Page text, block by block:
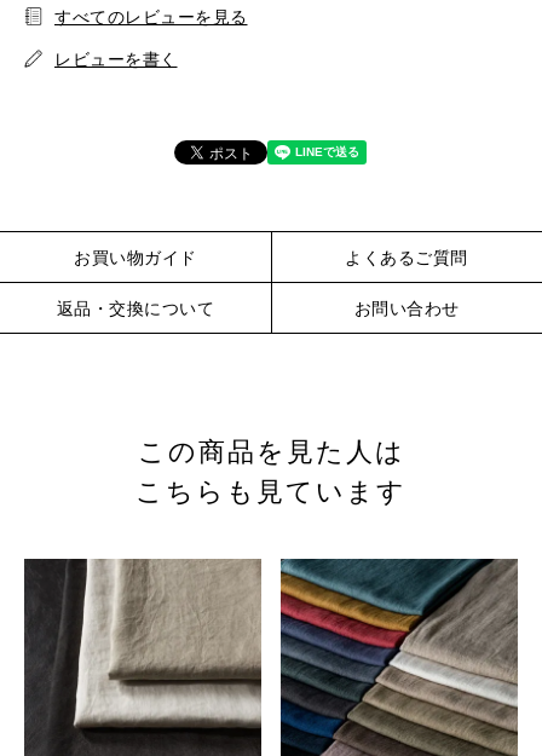
※詳しくはこちら
※詳しくはこちら
すべてのレビューを見る
レビューを書く
お買い物ガイド よくあるご質問
返品・交換について お問い合わせ
この商品を見た人は
こちらも見ています